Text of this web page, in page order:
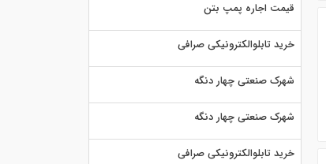
قیمت اجاره پمپ بتن
خرید تابلوالکترونیکی صرافی
شهرک صنعتی چهار دنگه
شهرک صنعتی چهار دنگه
خرید تابلوالکترونیکی صرافی